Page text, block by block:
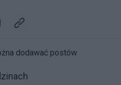
dodawać postów